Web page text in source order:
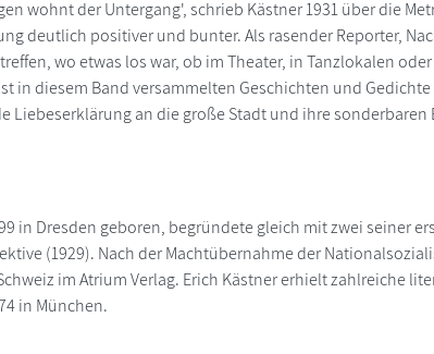
wohnt der Untergang', schrieb Kästner 1931 über die
deutlich positiver und bunter. Als rasender Reporter,
wo etwas los war, ob im Theater, in Tanzlokalen
in diesem Band versammelten Geschichten und
Liebeserklärung an die große Stadt und ihre sonderbaren
in Dresden geboren, begründete gleich mit zwei seiner
(1929). Nach der Machtübernahme der
im Atrium Verlag. Erich Kästner erhielt zahlreiche
in München.